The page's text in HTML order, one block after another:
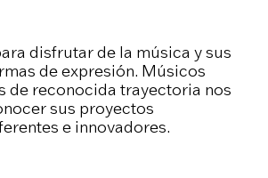
disfrutar de la música y sus
de expresión. Músicos
de reconocida trayectoria nos
sus proyectos
e innovadores.